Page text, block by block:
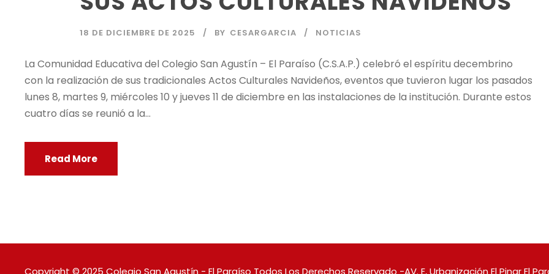
18 DE DICIEMBRE DE 2025 BY CESARGARCIA NOTICIAS
La Comunidad Educativa del Colegio San Agustín – El Paraíso (C.S.A.P.) celebró el espíritu decembrino
con la realización de sus tradicionales Actos Culturales Navideños, eventos que tuvieron lugar los pasados
lunes 8, martes 9, miércoles 10 y jueves 11 de diciembre en las instalaciones de la institución. Durante estos
cuatro días se reunió a la...
Read More
Copyright © 2025 Colegio San Agustín - El Paraíso Todos Los Derechos Reservado -AV. E, Urbanización El Pinar El